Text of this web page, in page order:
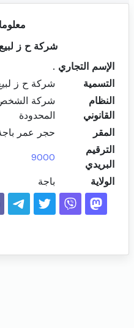
شركة ح ز لبيع
الإسم التجاري .
التسمية
شركة ح ز
النظام
القانوني
شركة الشخص
المحدودة
المقر
حجر عمر
الترقيم
البريدي
9000
الولاية باجة